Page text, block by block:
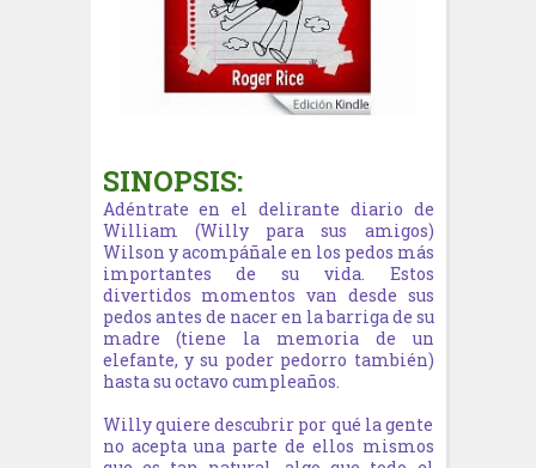
SINOPSIS:
Adéntrate en el delirante diario de
William (Willy para sus amigos)
Wilson y acompáñale en los pedos más
importantes de su vida. Estos
divertidos momentos van desde sus
pedos antes de nacer en la barriga de su
madre (tiene la memoria de un
elefante, y su poder pedorro también)
hasta su octavo cumpleaños.
Willy quiere descubrir por qué la gente
no acepta una parte de ellos mismos